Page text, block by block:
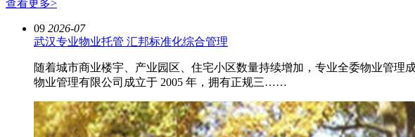
查看更多>
09 2026-07
武汉专业物业托管 汇邦标准化综合管理
随着城市商业楼宇、产业园区、住宅小区数量持续增加，专业全委物业管
物业管理有限公司成立于 2005 年，拥有正规三……